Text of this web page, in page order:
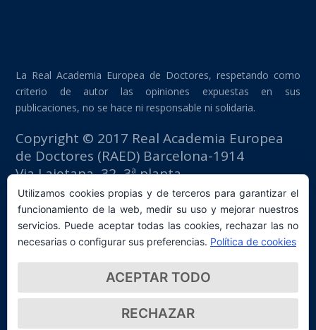
La Real Academia Europea de Doctores, respetando como
criterio de autor las opiniones expuestas en sus
publicaciones, no se hace ni responsable ni solidaria.
Copyright © 2017 Real Academia Europea
de Doctores (RAED) Barcelona-1914
Via Laietana, 32, 3ª planta
Edificio Fomento del Trabajo
08003 Barcelona (España)
tlf: +34 93 667 40 54
secretaria@raed.academy
Contacto y suscripción Newsletter
Política de privacidad
Utilizamos cookies propias y de terceros para garantizar el
funcionamiento de la web, medir su uso y mejorar nuestros
servicios. Puede aceptar todas las cookies, rechazar las no
necesarias o configurar sus preferencias. Política de cookies
ACEPTAR TODO
RECHAZAR